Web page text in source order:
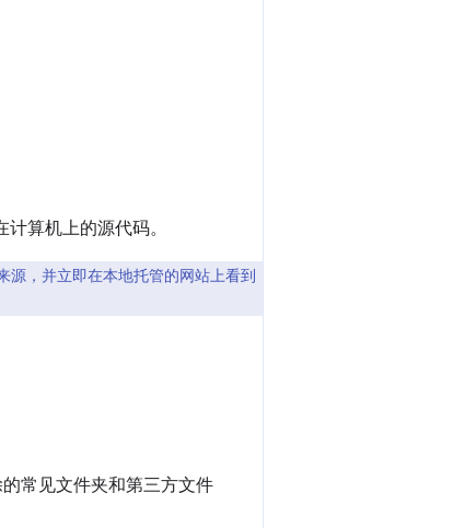
算机上的源代码。
源，并立即在本地托管的网站上看到
常见文件夹和第三方文件